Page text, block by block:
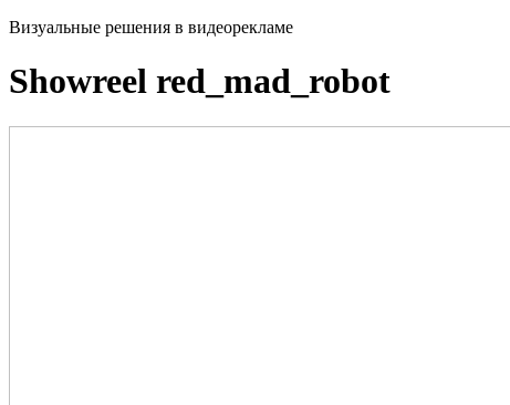
Визуальные решения в видеорекламе
Showreel red_mad_robot